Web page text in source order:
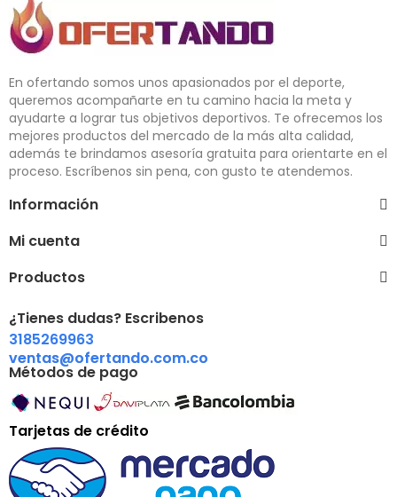
En ofertando somos unos apasionados por el deporte,
queremos acompañarte en tu camino hacia la meta y
ayudarte a lograr tus objetivos deportivos. Te ofrecemos los
mejores productos del mercado de la más alta calidad,
además te brindamos asesoría gratuita para orientarte en el
proceso. Escríbenos sin pena, con gusto te atendemos.
Información
Mi cuenta
Productos
¿Tienes dudas? Escribenos
3185269963
ventas@ofertando.com.co
Métodos de pago
Tarjetas de crédito